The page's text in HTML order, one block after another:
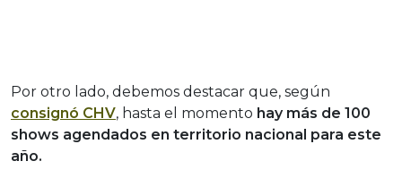
Por otro lado, debemos destacar que, según
consignó CHV, hasta el momento hay más de 100
shows agendados en territorio nacional para este
año.